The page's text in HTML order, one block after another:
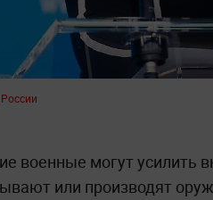
военные могут усилить
или производят